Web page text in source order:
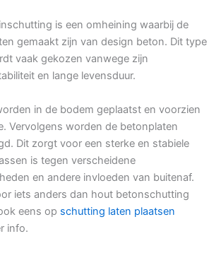
is een omheining waarbij de
gemaakt zijn van design beton. Dit type
vaak gekozen vanwege zijn
en lange levensduur.
in de bodem geplaatst en voorzien
Vervolgens worden de betonplaten
Dit zorgt voor een sterke en stabiele
is tegen verscheidene
en andere invloeden van buitenaf.
iets anders dan hout betonschutting
eens op schutting laten plaatsen
info.